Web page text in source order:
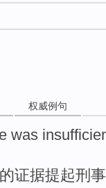
权威例句
was
证据提起刑事